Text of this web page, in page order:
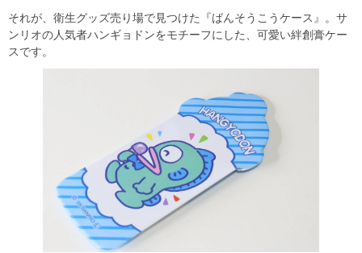
それが、衛生グッズ売り場で見つけた『ばんそうこうケース』。サ
ンリオの人気者ハンギョドンをモチーフにした、可愛い絆創膏ケー
スです。